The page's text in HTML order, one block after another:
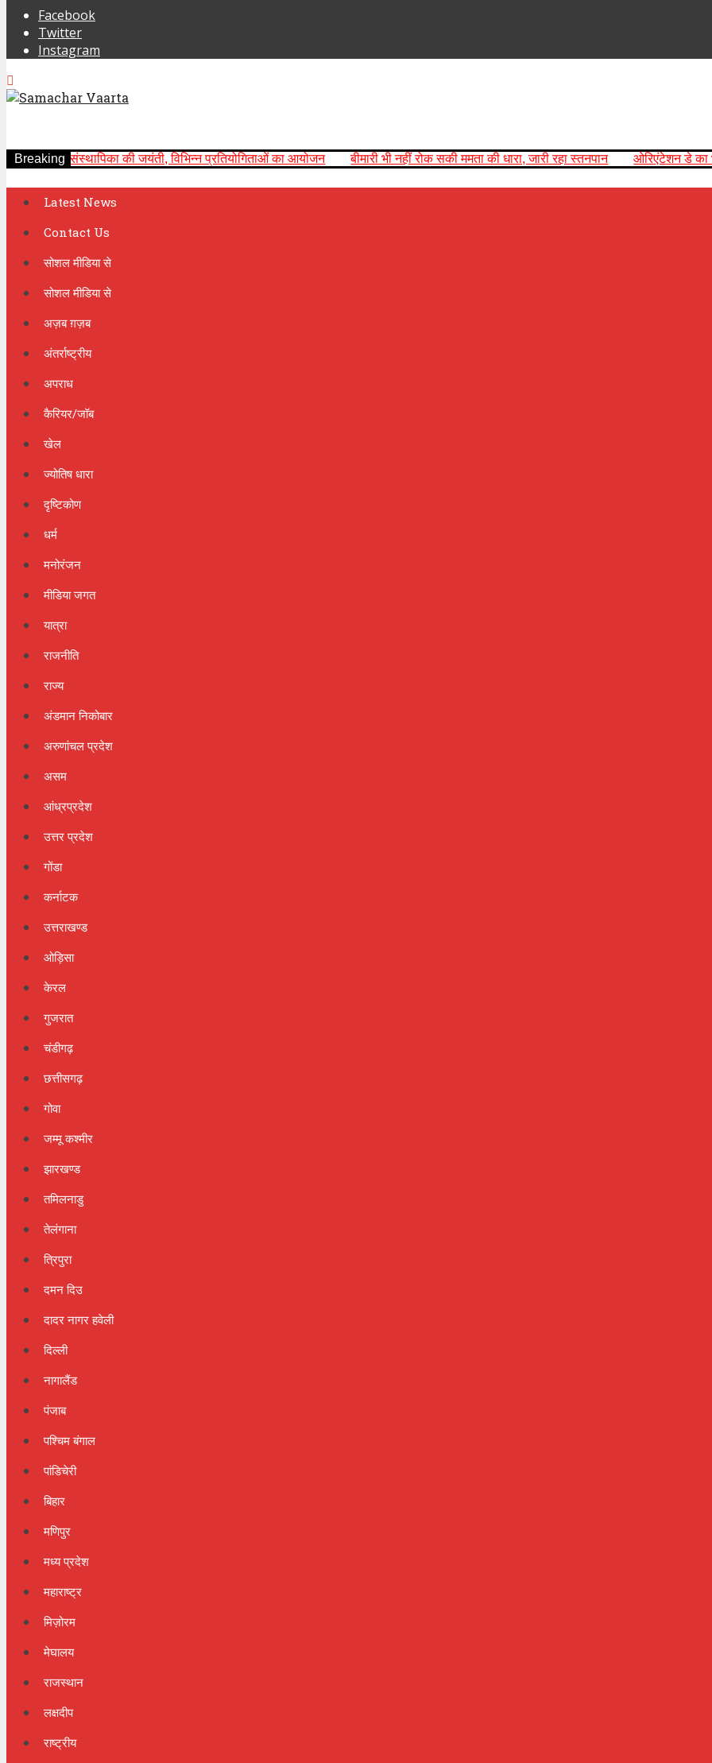
Facebook
Twitter
Instagram
Breaking
संस्थापिका की जयंती, विभिन्न प्रतियोगिताओं का आयोजन बीमारी भी नहीं रोक सकी ममता की धारा, जारी रहा स्तनपान ओरिएंटेशन डे का भब्य आयोजन,
Latest News
Contact Us
सोशल मीडिया से
सोशल मीडिया से
अज़ब ग़ज़ब
अंतर्राष्ट्रीय
अपराध
कैरियर/जॉब
खेल
ज्योतिष धारा
दृष्टिकोण
धर्म
मनोरंजन
मीडिया जगत
यात्रा
राजनीति
राज्य
अंडमान निकोबार
अरुणांचल प्रदेश
असम
आंध्रप्रदेश
उत्तर प्रदेश
गोंडा
कर्नाटक
उत्तराखण्ड
ओड़िसा
केरल
गुजरात
चंडीगढ़
छत्तीसगढ़
गोवा
जम्मू कश्मीर
झारखण्ड
तमिलनाडु
तेलंगाना
त्रिपुरा
दमन दिउ
दादर नागर हवेली
दिल्ली
नागालैंड
पंजाब
पश्चिम बंगाल
पांडिचेरी
बिहार
मणिपुर
मध्य प्रदेश
महाराष्ट्र
मिज़ोरम
मेघालय
राजस्थान
लक्षदीप
राष्ट्रीय